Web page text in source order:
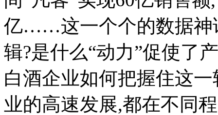
亿……这一个个的数据神
辑?是什么“动力”促使了
白酒企业如何把握住这
业的高速发展,都在不同